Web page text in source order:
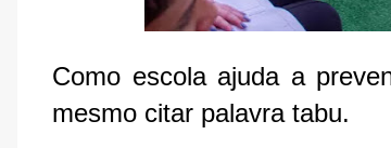
Como escola ajuda a
mesmo citar palavra tabu.